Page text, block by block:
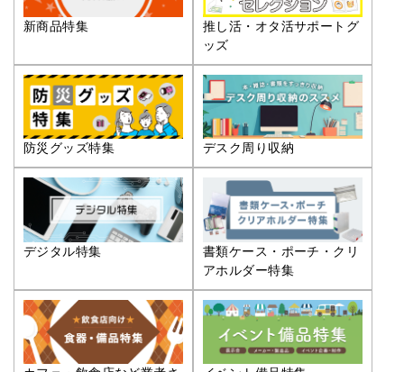
新商品特集
推し活・オタ活サポートグ
ッズ
防災グッズ特集 デスク周り収納
デジタル特集
書類ケース・ポーチ・クリ
アホルダー特集